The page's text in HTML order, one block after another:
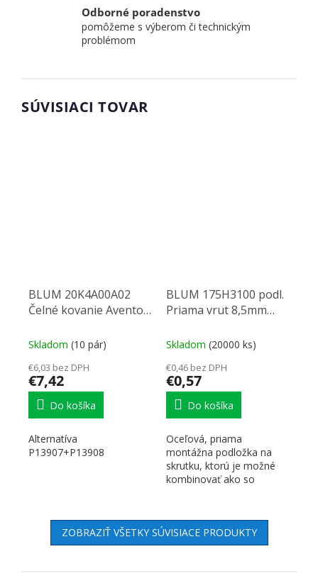
Odborné poradenstvo
pomôžeme s výberom či technickým
problémom
SÚVISIACI TOVAR
BLUM 20K4A00A02
Čelné kovanie Aventos
rámčeky
Skladom (10 pár)
€6,03 bez DPH
€7,42
Do košíka
Alternatíva
P13907+P13908
BLUM 175H3100 podl.
Priama vrut 8,5mm
Skladom (20000 ks)
€0,46 bez DPH
€0,57
Do košíka
Oceľová, priama
montážna podložka na
skrutku, ktorú je možné
kombinovať ako so
ZOBRAZIŤ VŠETKY SÚVISIACE PRODUKTY